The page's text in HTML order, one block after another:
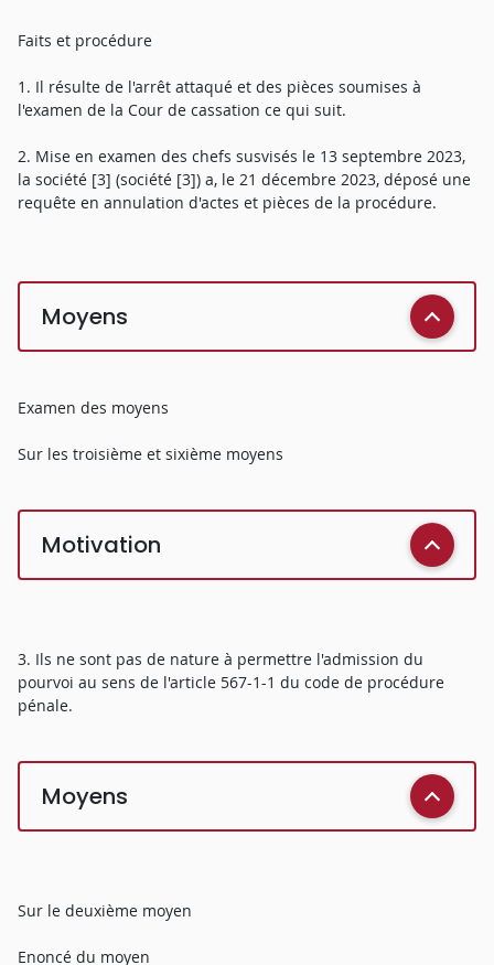
Faits et procédure
1. Il résulte de l'arrêt attaqué et des pièces soumises à
l'examen de la Cour de cassation ce qui suit.
2. Mise en examen des chefs susvisés le 13 septembre 2023,
la société [3] (société [3]) a, le 21 décembre 2023, déposé une
requête en annulation d'actes et pièces de la procédure.
Moyens
Examen des moyens
Sur les troisième et sixième moyens
Motivation
3. Ils ne sont pas de nature à permettre l'admission du
pourvoi au sens de l'article 567-1-1 du code de procédure
pénale.
Moyens
Sur le deuxième moyen
Enoncé du moyen